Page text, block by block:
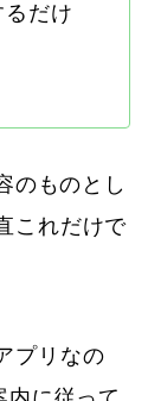
だけ
のものとし
これだけで
プリなの